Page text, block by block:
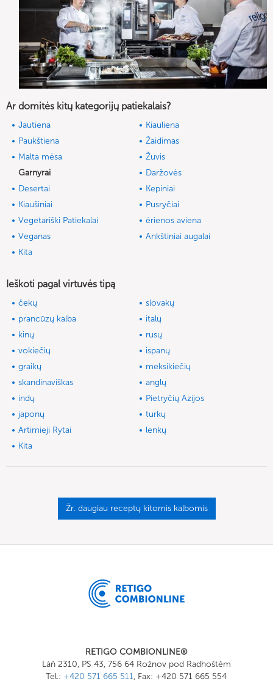
Ar domitės kitų kategorijų patiekalais?
Jautiena
Kiauliena
Paukštiena
Žaidimas
Malta mėsa
Žuvis
Garnyrai
Daržovės
Desertai
Kepiniai
Kiaušiniai
Pusryčiai
Vegetariški Patiekalai
ėrienos aviena
Veganas
Ankštiniai augalai
Kita
Ieškoti pagal virtuvės tipą
čekų
slovakų
prancūzų kalba
italų
kinų
rusų
vokiečių
ispanų
graikų
meksikiečių
skandinaviškas
anglų
indų
Pietryčių Azijos
japonų
turkų
Artimieji Rytai
lenkų
Kita
Žr. daugiau receptų kitomis kalbomis
RETIGO COMBIONLINE®
Láň 2310, PS 43, 756 64 Rožnov pod Radhoštěm
Tel.: +420 571 665 511, Fax: +420 571 665 554